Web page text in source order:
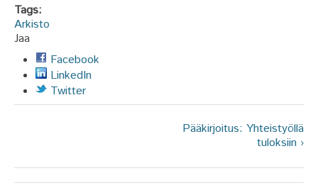
Tags:
Arkisto
Jaa
Facebook
LinkedIn
Twitter
Pääkirjoitus: Yhteistyöllä
tuloksiin ›